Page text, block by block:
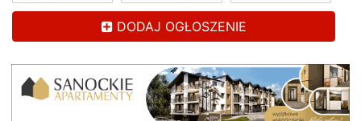
DODAJ OGŁOSZENIE